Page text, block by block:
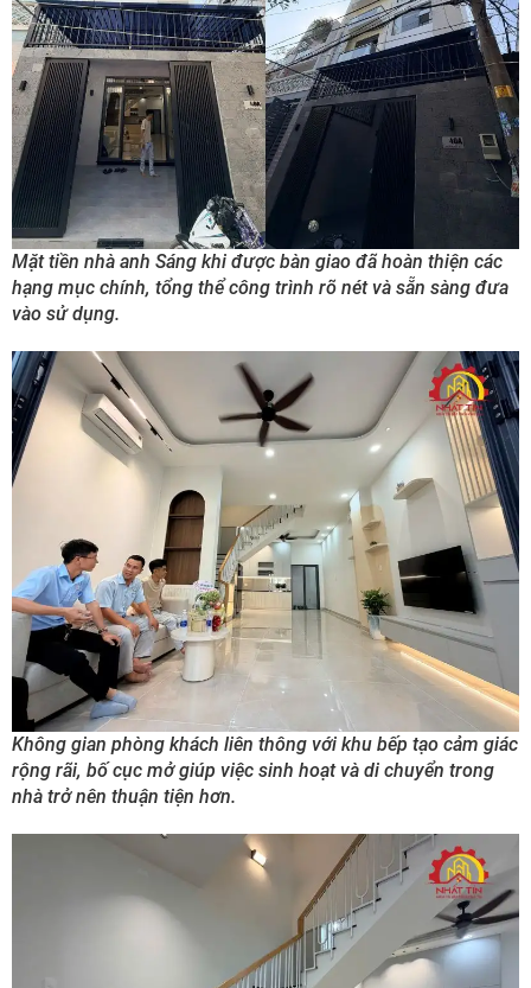
Mặt tiền nhà anh Sáng khi được bàn giao đã hoàn thiện các
hạng mục chính, tổng thể công trình rõ nét và sẵn sàng đưa
vào sử dụng.
Không gian phòng khách liên thông với khu bếp tạo cảm giác
rộng rãi, bố cục mở giúp việc sinh hoạt và di chuyển trong
nhà trở nên thuận tiện hơn.